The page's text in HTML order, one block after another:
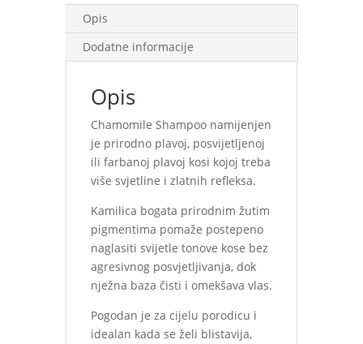
Opis
Dodatne informacije
Opis
Chamomile Shampoo namijenjen
je prirodno plavoj, posvijetljenoj
ili farbanoj plavoj kosi kojoj treba
više svjetline i zlatnih refleksa.
Kamilica bogata prirodnim žutim
pigmentima pomaže postepeno
naglasiti svijetle tonove kose bez
agresivnog posvjetljivanja, dok
nježna baza čisti i omekšava vlas.
Pogodan je za cijelu porodicu i
idealan kada se želi blistavija,